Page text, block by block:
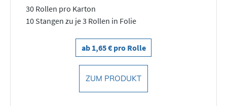
30 Rollen pro Karton
10 Stangen zu je 3 Rollen in Folie
ab 1,65 € pro Rolle
ZUM PRODUKT